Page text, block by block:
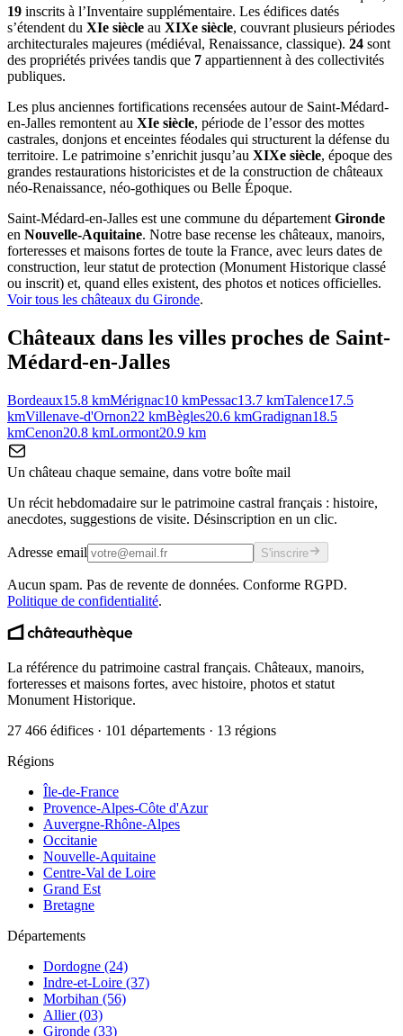
19 inscrits à l’Inventaire supplémentaire. Les édifices datés
s’étendent du XIe siècle au XIXe siècle, couvrant plusieurs périodes
architecturales majeures (médiéval, Renaissance, classique). 24 sont
des propriétés privées tandis que 7 appartiennent à des collectivités
publiques.
Les plus anciennes fortifications recensées autour de Saint-Médard-
en-Jalles remontent au XIe siècle, période de l’essor des mottes
castrales, donjons et enceintes féodales qui structurent la défense du
territoire. Le patrimoine s’enrichit jusqu’au XIXe siècle, époque des
grandes restaurations historicistes et de la construction de châteaux
néo-Renaissance, néo-gothiques ou Belle Époque.
Saint-Médard-en-Jalles est une commune du départementGironde
en Nouvelle-Aquitaine. Notre base recense les châteaux, manoirs,
forteresses et maisons fortes de toute la France, avec leurs dates de
construction, leur statut de protection (Monument Historique classé
ou inscrit) et, quand elles existent, des photos et notices officielles.
Voir tous les châteaux du Gironde.
Châteaux dans les villes proches de Saint-
Médard-en-Jalles
Bordeaux15.8 kmMérignac10 kmPessac13.7 kmTalence17.5
kmVillenave-d'Ornon22 kmBègles20.6 kmGradignan18.5
kmCenon20.8 kmLormont20.9 km
Un château chaque semaine, dans votre boîte mail
Un récit hebdomadaire sur le patrimoine castral français : histoire,
anecdotes, suggestions de visite. Désinscription en un clic.
Adresse email S'inscrire
Aucun spam. Pas de revente de données. Conforme RGPD.
Politique de confidentialité.
La référence du patrimoine castral français. Châteaux, manoirs,
forteresses et maisons fortes, avec histoire, photos et statut
Monument Historique.
27 466 édifices · 101 départements · 13 régions
Régions
Île-de-France
Provence-Alpes-Côte d'Azur
Auvergne-Rhône-Alpes
Occitanie
Nouvelle-Aquitaine
Centre-Val de Loire
Grand Est
Bretagne
Départements
Dordogne (24)
Indre-et-Loire (37)
Morbihan (56)
Allier (03)
Gironde (33)